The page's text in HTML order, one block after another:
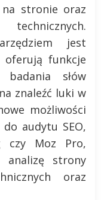
stronie oraz
jest
funkcje
słów
znaleźć luki w
możliwości
audytu SEO,
czy Moz Pro,
analizę strony
oraz